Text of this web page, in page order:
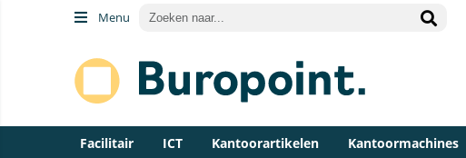
Menu
Facilitair ICT Kantoorartikelen Kantoormachines